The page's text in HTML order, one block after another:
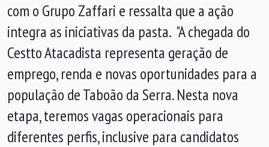
com o Grupo Zaffari e ressalta que a ação
integra as iniciativas da pasta. "A chegada do
Cestto Atacadista representa geração de
emprego, renda e novas oportunidades para a
população de Taboão da Serra. Nesta nova
etapa, teremos vagas operacionais para
diferentes perfis, inclusive para candidatos